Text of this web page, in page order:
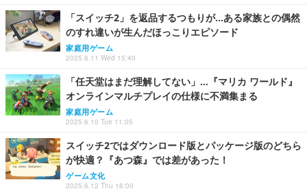
「スイッチ2」を返品するつもりが…ある家族との偶然
のすれ違いが生んだほっこりエピソード
家庭用ゲーム
2025.6.11 Wed 15:40
「任天堂はまだ理解してない」…『マリカ ワールド』
オンラインマルチプレイの仕様に不満集まる
家庭用ゲーム
2025.6.10 Tue 11:05
スイッチ2ではダウンロード版とパッケージ版のどちら
が快適？『あつ森』では差があった！
ゲーム文化
2025.6.12 Thu 16:00